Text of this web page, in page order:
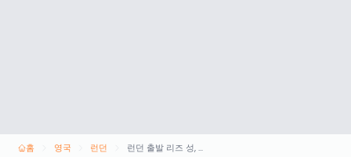
홈 영국 런던 런던 출발 리즈 성, 캔터베리, 도버, 그리니치 투어 티켓